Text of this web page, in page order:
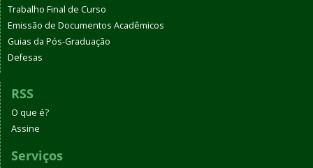
Trabalho Final de Curso
Emissão de Documentos Acadêmicos
Guias da Pós-Graduação
Defesas
RSS
O que é?
Assine
Serviços